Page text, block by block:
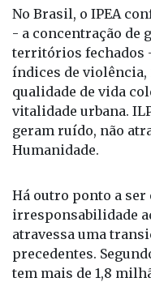
No Brasil, o IPEA
- a concentração de
territórios fechados
índices de violência,
qualidade de vida
vitalidade urbana.
geram ruído, não
Humanidade.
Há outro ponto a
irresponsabilidade
atravessa uma
precedentes.
tem mais de 1,8